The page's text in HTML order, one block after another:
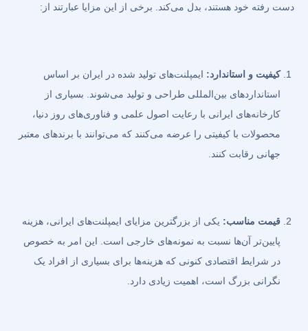
دست رفته خود هستند، بدل می‌کند. برخی از این مزایا عبارتند از:
کیفیت و استاندارد: ایمپلنت‌های تولید شده در ایران بر اساس
استانداردهای بین‌المللی طراحی و تولید می‌شوند. بسیاری از
کارخانه‌های ایرانی با رعایت اصول علمی و فناوری‌های روز دنیا،
محصولات با کیفیتی را عرضه می‌کنند که می‌توانند با برندهای معتبر
جهانی رقابت کنند.
قیمت مناسب: یکی از بزرگترین مزایای ایمپلنت‌های ایرانی، هزینه
پایین‌تر آن‌ها نسبت به نمونه‌های خارجی است. این امر به خصوص
در شرایط اقتصادی کنونی که هزینه‌ها برای بسیاری از افراد یک
نگرانی بزرگ است، اهمیت زیادی دارد.